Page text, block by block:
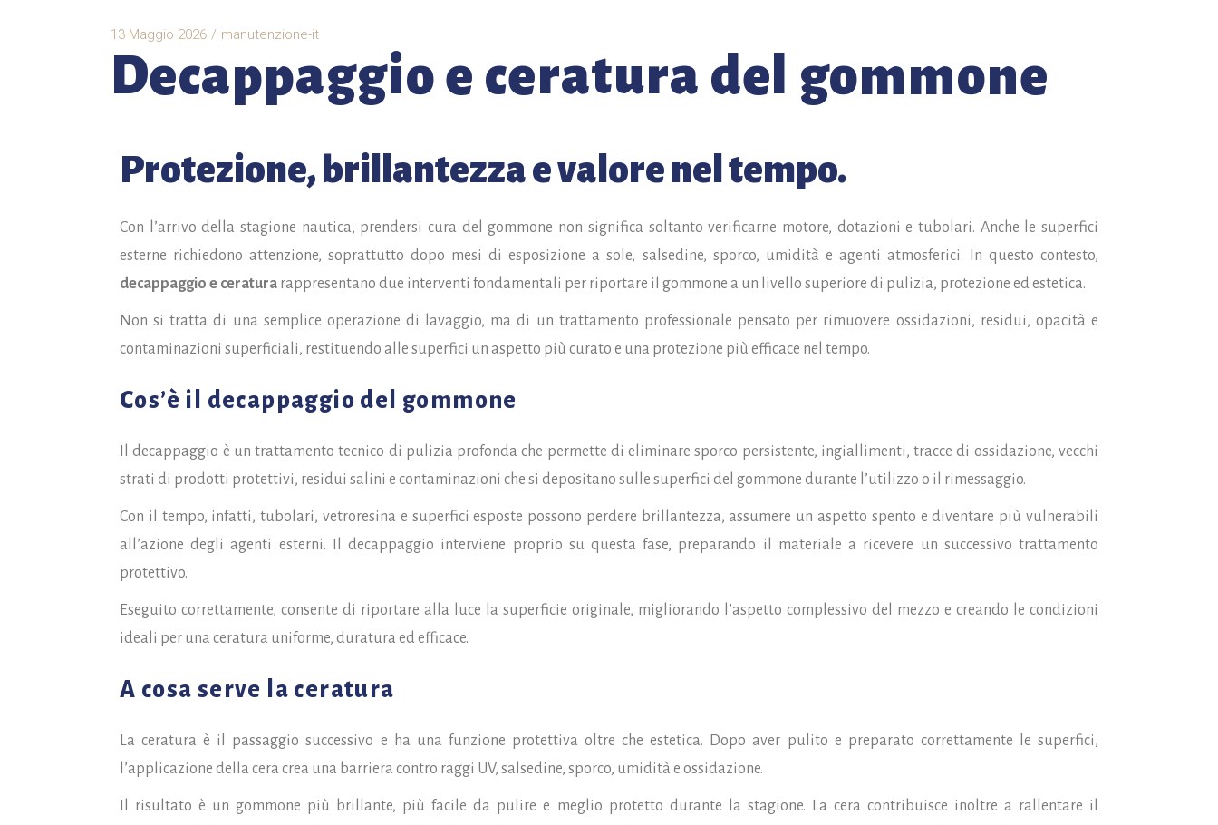
13 Maggio 2026 manutenzione-it
Decappaggio e ceratura del gommone
Protezione, brillantezza e valore nel tempo.
Con l’arrivo della stagione nautica, prendersi cura del gommone non significa soltanto verificarne motore, dotazioni e tubolari. Anche le superfici
esterne richiedono attenzione, soprattutto dopo mesi di esposizione a sole, salsedine, sporco, umidità e agenti atmosferici. In questo contesto,
decappaggio e ceratura rappresentano due interventi fondamentali per riportare il gommone a un livello superiore di pulizia, protezione ed estetica.
Non si tratta di una semplice operazione di lavaggio, ma di un trattamento professionale pensato per rimuovere ossidazioni, residui, opacità e
contaminazioni superficiali, restituendo alle superfici un aspetto più curato e una protezione più efficace nel tempo.
Cos’è il decappaggio del gommone
Il decappaggio è un trattamento tecnico di pulizia profonda che permette di eliminare sporco persistente, ingiallimenti, tracce di ossidazione, vecchi
strati di prodotti protettivi, residui salini e contaminazioni che si depositano sulle superfici del gommone durante l’utilizzo o il rimessaggio.
Con il tempo, infatti, tubolari, vetroresina e superfici esposte possono perdere brillantezza, assumere un aspetto spento e diventare più vulnerabili
all’azione degli agenti esterni. Il decappaggio interviene proprio su questa fase, preparando il materiale a ricevere un successivo trattamento
protettivo.
Eseguito correttamente, consente di riportare alla luce la superficie originale, migliorando l’aspetto complessivo del mezzo e creando le condizioni
ideali per una ceratura uniforme, duratura ed efficace.
A cosa serve la ceratura
La ceratura è il passaggio successivo e ha una funzione protettiva oltre che estetica. Dopo aver pulito e preparato correttamente le superfici,
l’applicazione della cera crea una barriera contro raggi UV, salsedine, sporco, umidità e ossidazione.
Il risultato è un gommone più brillante, più facile da pulire e meglio protetto durante la stagione. La cera contribuisce inoltre a rallentare il